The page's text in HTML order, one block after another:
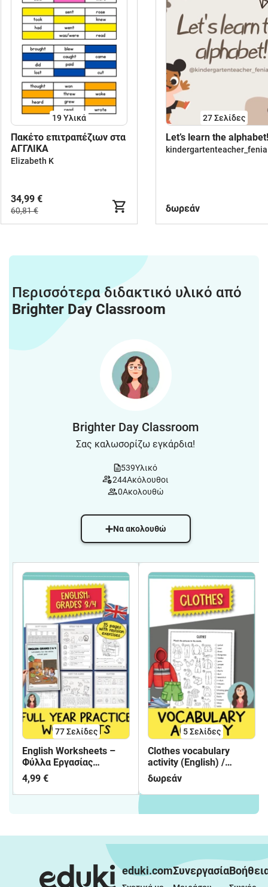
19 Υλικά
Πακέτο επιτραπέζιων στα
ΑΓΓΛΙΚΑ
Elizabeth K
34,99 €
60,81 €
27Σελίδες
Let’s learn the alphabet!
kindergartenteacher_fenia
δωρεάν
Περισσότερα διδακτικό υλικό από
Brighter Day Classroom
Brighter Day Classroom
Σας καλωσορίζω εγκάρδια!
539Υλικό
244Ακόλουθοι
0Ακολουθώ
Να ακολουθώ
77Σελίδες
English Worksheets –
Φύλλα Εργασίας
Αγγλικών | Γ΄ & Δ΄
Δημοτικού
4,99 €
5Σελίδες
Clothes vocabulary
activity (English) /
Δραστηριότητα
λεξιλογίου για τα ρούχα
(Αγγλικά)
δωρεάν
eduki.comΣυνεργασία